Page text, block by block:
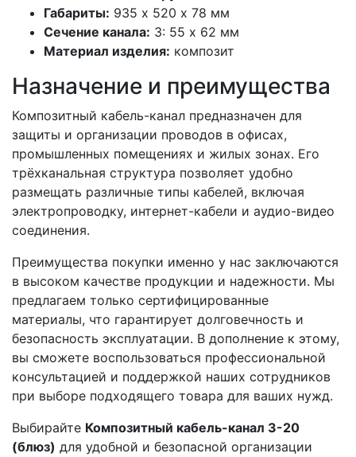
Габариты: 935 х 520 х 78 мм
Сечение канала: 3: 55 х 62 мм
Материал изделия: композит
Назначение и преимущества
Композитный кабель-канал предназначен для
защиты и организации проводов в офисах,
промышленных помещениях и жилых зонах. Его
трёхканальная структура позволяет удобно
размещать различные типы кабелей, включая
электропроводку, интернет-кабели и аудио-видео
соединения.
Преимущества покупки именно у нас заключаются
в высоком качестве продукции и надежности. Мы
предлагаем только сертифицированные
материалы, что гарантирует долговечность и
безопасность эксплуатации. В дополнение к этому,
вы сможете воспользоваться профессиональной
консультацией и поддержкой наших сотрудников
при выборе подходящего товара для ваших нужд.
Выбирайте Композитный кабель-канал 3-20
(блюз) для удобной и безопасной организации